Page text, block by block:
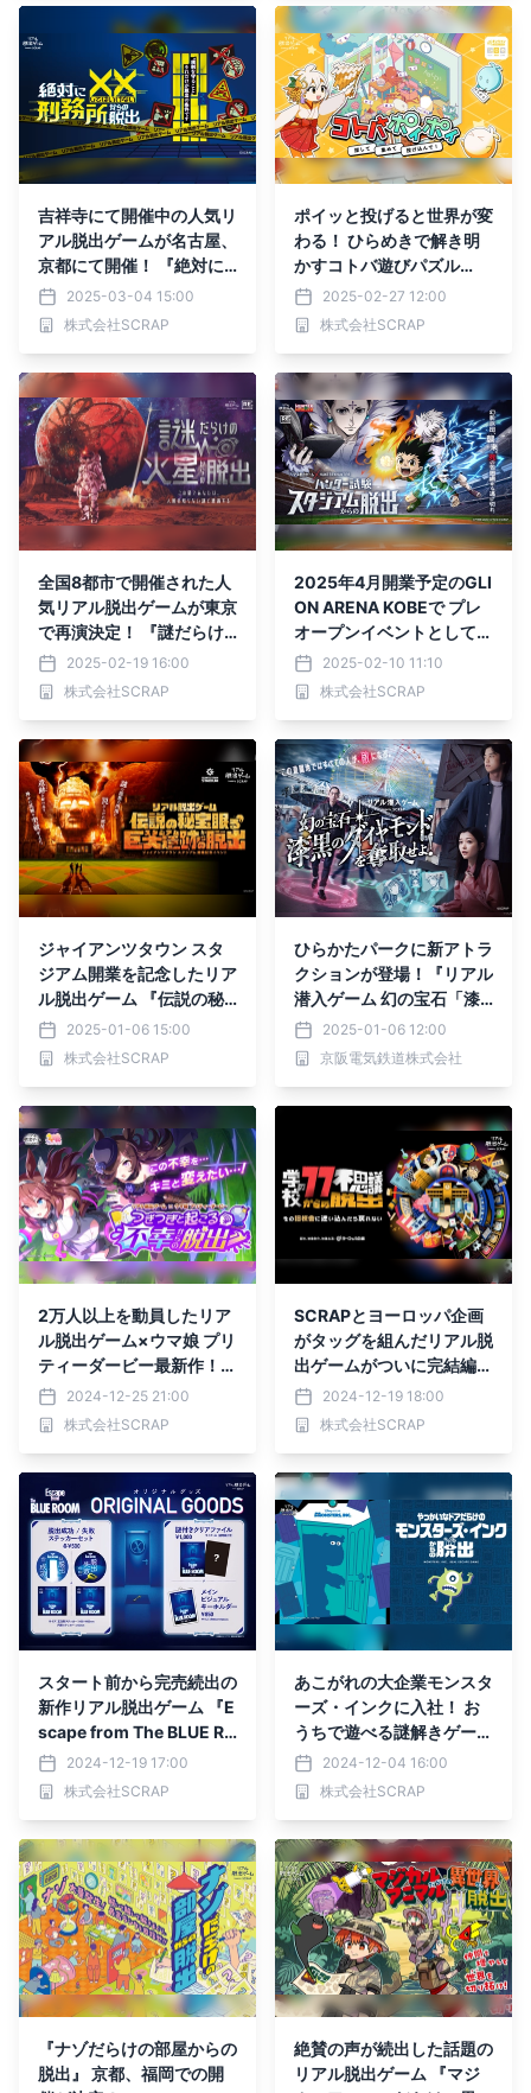
吉祥寺にて開催中の人気リ
アル脱出ゲームが名古屋、
京都にて開催！ 『絶対に×
×してはいけない刑務所か
らの脱出』
2025-03-04 15:00
株式会社SCRAP
ポイッと投げると世界が変
わる！ ひらめきで解き明
かすコトバ遊びパズル
『コトバポイポイ』2月27
日（木）より販売決定！
2025-02-27 12:00
株式会社SCRAP
全国8都市で開催された人
気リアル脱出ゲームが東京
で再演決定！ 『謎だらけ
の火星からの脱出』 自ら
の手でロケットを製造し、
無事に地球へ帰還せよ！
2025-02-19 16:00
株式会社SCRAP
2025年4月開業予定のGLI
ON ARENA KOBEで プレ
オープンイベントとして、
リアル脱出ゲーム✖HUNT
ER×HUNTER 『ハンター
試験スタジアムからの脱
2025-02-10 11:10
株式会社SCRAP
ジャイアンツタウン スタ
ジアム開業を記念したリア
ル脱出ゲーム 『伝説の秘
宝眠る巨大遺跡からの脱
出』 2025年3月20日(木
祝)～3月30日(日)の期間
2025-01-06 15:00
株式会社SCRAP
ひらかたパークに新アトラ
クションが登場！『リアル
潜入ゲーム 幻の宝石「漆
黒のダイヤモンド」を奪取
せよ！』
2025-01-06 12:00
京阪電気鉄道株式会社
2万人以上を動員したリア
ル脱出ゲーム×ウマ娘 プリ
ティーダービー最新作！
『つぎつぎと起こる不幸か
らの脱出』 2025年3月20
日(木祝)より全国で開催決
2024-12-25 21:00
株式会社SCRAP
SCRAPとヨーロッパ企画
がタッグを組んだリアル脱
出ゲームがついに完結編へ
突入！ 『学校の77不思議
からの脱出』第4章〜第6
章が2025年2月15日
定！
2024-12-19 18:00
株式会社SCRAP
スタート前から完売続出の
新作リアル脱出ゲーム 『E
scape from The BLUE RO
OM』 オリジナルグッズ公
開！
2024-12-19 17:00
株式会社SCRAP
あこがれの大企業モンスタ
ーズ・インクに入社！ お
うちで遊べる謎解きゲーム
『リアル脱出ゲーム やっ
かいなドアだらけのモンス
ターズ・インクからの脱
（金）より発売
2024-12-04 16:00
株式会社SCRAP
『ナゾだらけの部屋からの
脱出』 京都、福岡での開
絶賛の声が続出した話題の
リアル脱出ゲーム 『マジ